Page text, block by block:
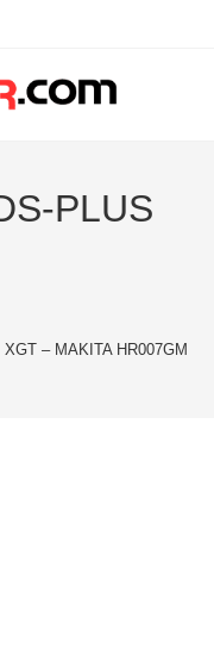
PLUS
– MAKITA HR007GM202